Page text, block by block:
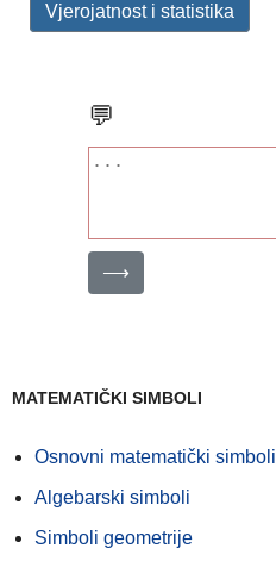
Vjerojatnost i statistika
💬
⟶
MATEMATIČKI SIMBOLI
Osnovni matematički simboli
Algebarski simboli
Simboli geometrije